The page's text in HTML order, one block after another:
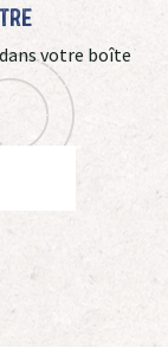
votre boîte